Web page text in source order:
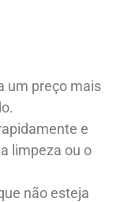
um preço mais
e
limpeza ou o
não esteja